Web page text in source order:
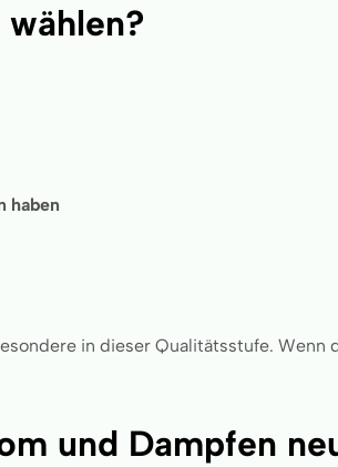
haben
in dieser Qualitätsstufe. Wenn
und Dampfen